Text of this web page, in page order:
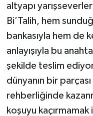
altyapı
Bi’Talih, hem
bankasıyla hem de
anlayışıyla bu
şekilde teslim
dünyanın bir
rehberliğinde
koşuyu kaçırmamak